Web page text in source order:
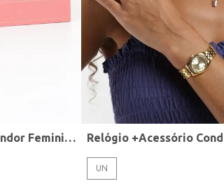
Relógio + Acessório Condor Feminino PRATA
UN